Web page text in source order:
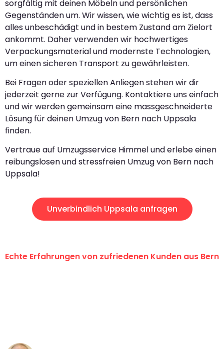
sorgfältig mit deinen Möbeln und persönlichen
Gegenständen um. Wir wissen, wie wichtig es ist, dass
alles unbeschädigt und in bestem Zustand am Zielort
ankommt. Daher verwenden wir hochwertiges
Verpackungsmaterial und modernste Technologien,
um einen sicheren Transport zu gewährleisten.
Bei Fragen oder speziellen Anliegen stehen wir dir
jederzeit gerne zur Verfügung. Kontaktiere uns einfach
und wir werden gemeinsam eine massgeschneiderte
Lösung für deinen Umzug von Bern nach Uppsala
finden.
Vertraue auf Umzugsservice Himmel und erlebe einen
reibungslosen und stressfreien Umzug von Bern nach
Uppsala!
Unverbindlich Uppsala anfragen
Echte Erfahrungen von zufriedenen Kunden aus Bern